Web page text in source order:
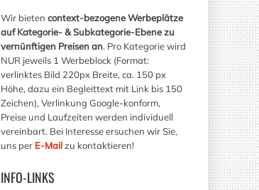
Wir bieten context-bezogene Werbeplätze
auf Kategorie- & Subkategorie-Ebene zu
vernünftigen Preisen an. Pro Kategorie wird
NUR jeweils 1 Werbeblock (Format:
verlinktes Bild 220px Breite, ca. 150 px
Höhe, dazu ein Begleittext mit Link bis 150
Zeichen), Verlinkung Google-konform,
Preise und Laufzeiten werden individuell
vereinbart. Bei Interesse ersuchen wir Sie,
uns per E-Mailzu kontaktieren!
INFO-LINKS